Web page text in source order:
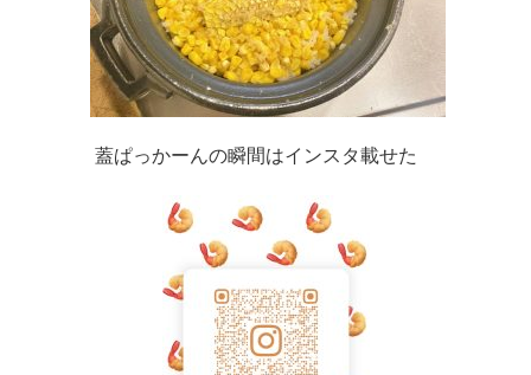
蓋ぱっかーんの瞬間はインスタ載せた